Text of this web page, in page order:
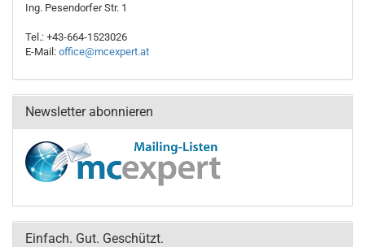
Ing. Pesendorfer Str. 1
Tel.: +43-664-1523026
E-Mail: office@mcexpert.at
Newsletter abonnieren
Einfach. Gut. Geschützt.